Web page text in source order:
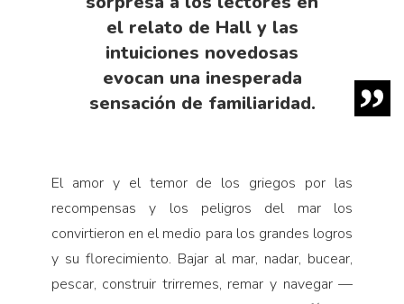
el relato de Hall y las
intuiciones novedosas
evocan una inesperada
sensación de familiaridad.
El amor y el temor de los griegos por las
recompensas y los peligros del mar los
convirtieron en el medio para los grandes logros
y su florecimiento. Bajar al mar, nadar, bucear,
pescar, construir trirremes, remar y navegar —